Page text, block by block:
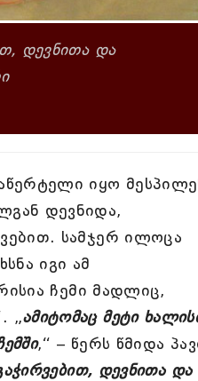
დევნითა და
იყო
დევნიდა,
სამჯერ ილოცა
იგი ამ
ჩემი მადლიც,
„ამიტომაც მეტი
,“ – წერს წმიდა
დევნითა და